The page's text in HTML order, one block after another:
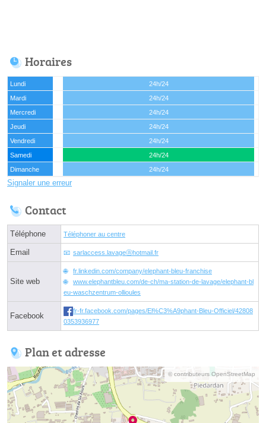
Horaires
Lundi
24h/24
Mardi
24h/24
Mercredi
24h/24
Jeudi
24h/24
Vendredi
24h/24
Samedi
24h/24
Dimanche
24h/24
Signaler une erreur
Contact
Téléphone Téléphoner au centre
Email sarlaccess.lavageⓐhotmail.fr
Site web
fr.linkedin.com/company/elephant-bleu-franchise
www.elephantbleu.com/de-ch/ma-station-de-lavage/elephant-bl
eu-waschzentrum-ollioules
Facebook
fr-fr.facebook.com/pages/El%C3%A9phant-Bleu-Officiel/42808
0353936977
Plan et adresse
© contributeurs OpenStreetMap